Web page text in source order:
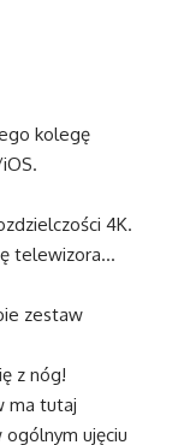
kolegę
4K.
telewizora…
zestaw
z nóg!
ma tutaj
ujęciu